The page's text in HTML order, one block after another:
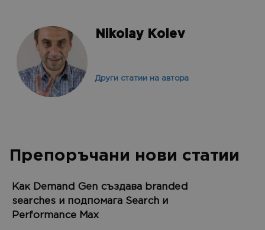
Nikolay Kolev
Други статии на автора
Препоръчани нови статии
Как Demand Gen създава branded
searches и подпомага Search и
Performance Max